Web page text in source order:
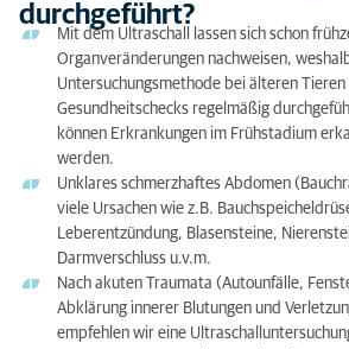
durchgeführt?
Mit dem Ultraschall lassen sich schon
Organveränderungen nachweisen,
Untersuchungsmethode bei älteren Tieren
Gesundheitschecks regelmäßig
können Erkrankungen im Frühstadium
werden.
Unklares schmerzhaftes Abdomen
viele Ursachen wie z.B.
Leberentzündung, Blasensteine,
Darmverschluss u.v.m.
Nach akuten Traumata (Autounfälle,
Abklärung innerer Blutungen und
empfehlen wir eine